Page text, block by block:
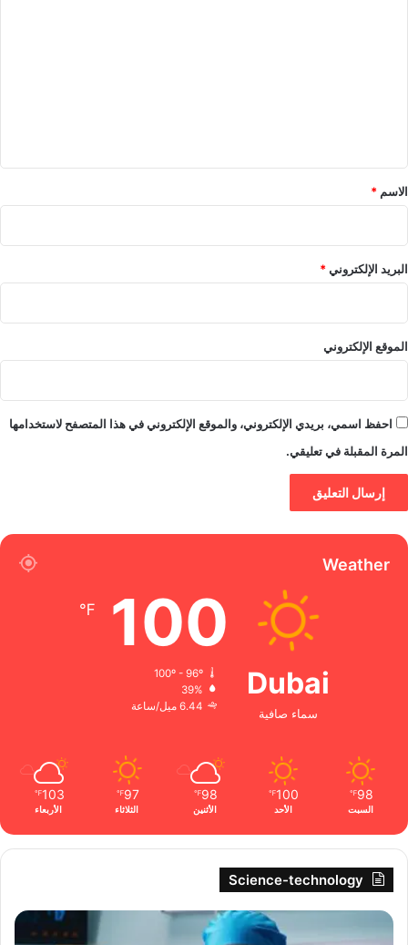
*
الاسم *
البريد الإلكتروني*
الموقع الإلكتروني
احفظ اسمي، بريدي الإلكتروني، والموقع الإلكتروني في هذا المتصفح لاستخدامها
المرة المقبلة في تعليقي.
Weather
Dubai
سماء صافية
100
℉
100º - 96º
39%
6.44 ميل/ساعة
98
℉
السبت
100
℉
الأحد
98
℉
الأثنين
97
℉
الثلاثاء
103
℉
الأربعاء
Science-technology